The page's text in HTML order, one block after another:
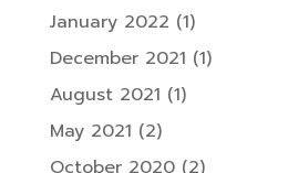
January 2022 (1)
December 2021 (1)
August 2021 (1)
May 2021 (2)
October 2020(2)